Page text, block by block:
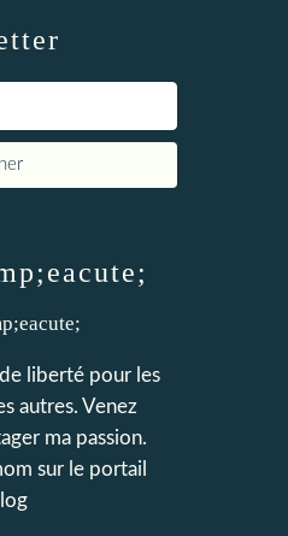
liberté pour les
autres. Venez
ma passion.
sur le portail